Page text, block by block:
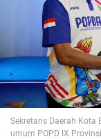
Sekretaris Daerah
umum POPD IX